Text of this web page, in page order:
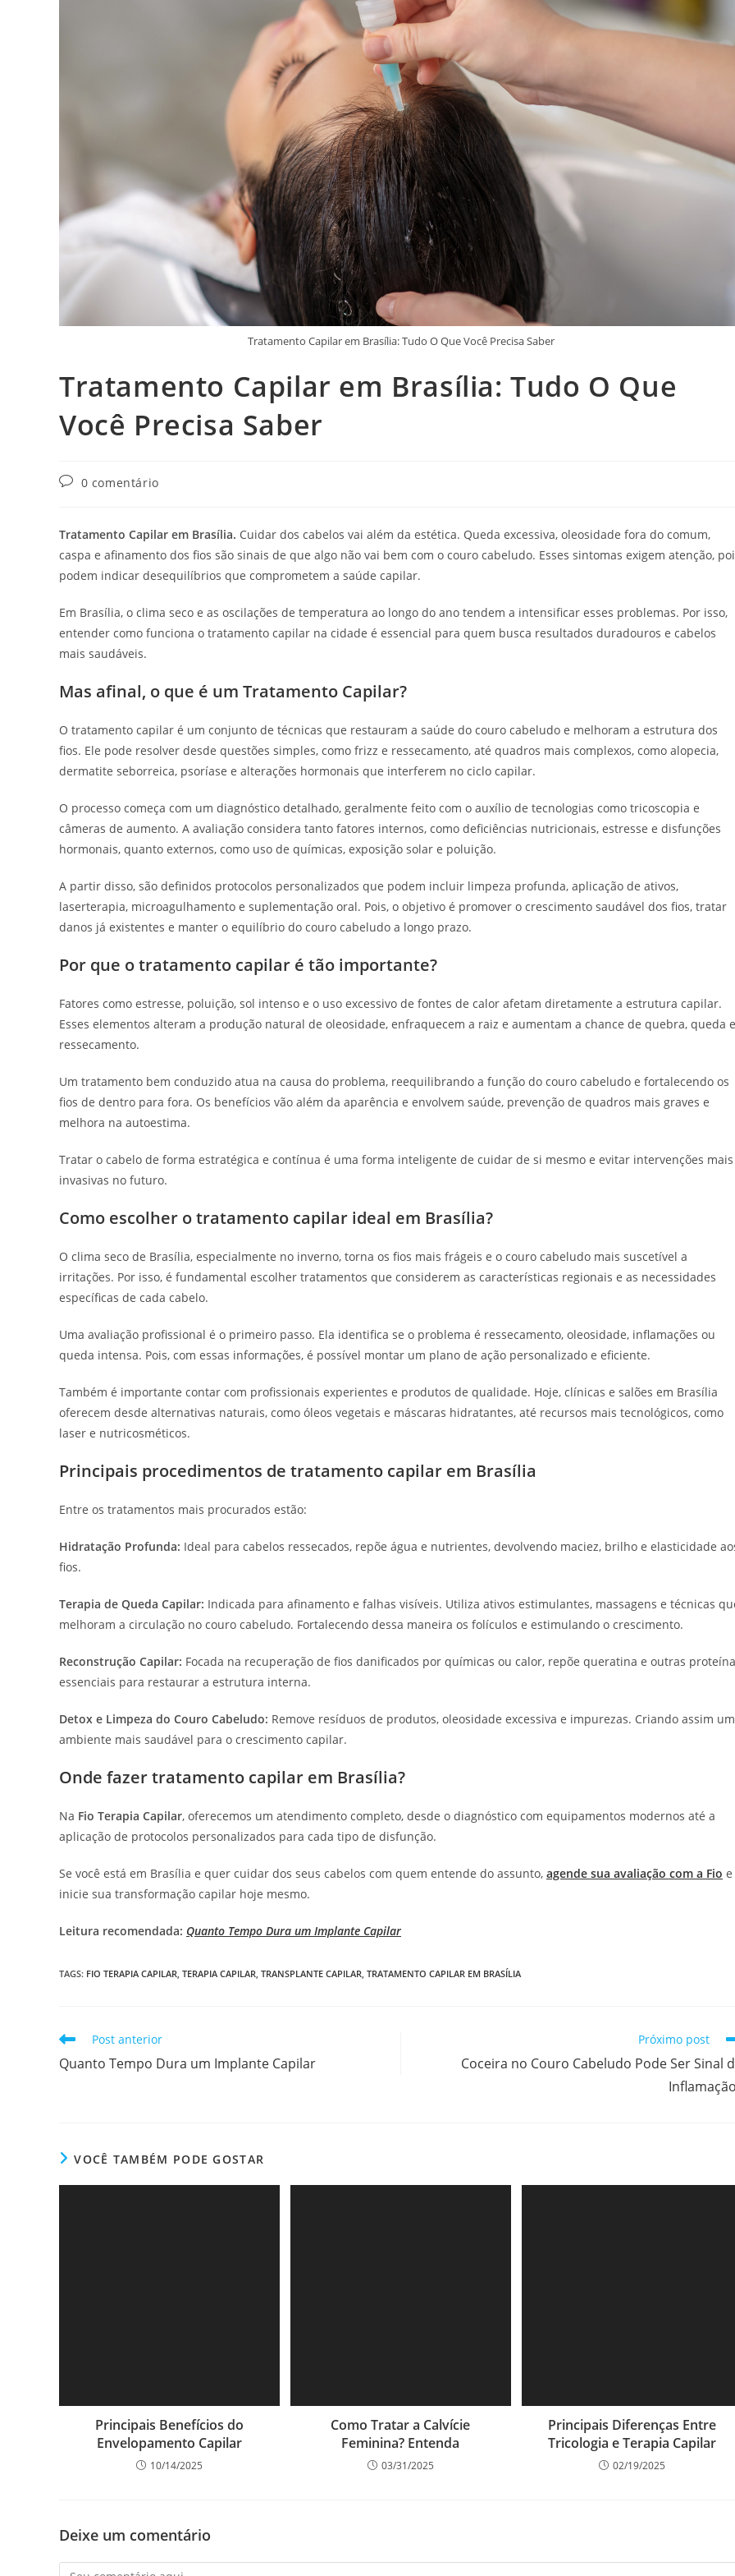
Tratamento Capilar em Brasília: Tudo O Que Você Precisa Saber
Tratamento Capilar em Brasília: Tudo O Que
Você Precisa Saber
0 comentário
Tratamento Capilar em Brasília. Cuidar dos cabelos vai além da estética. Queda excessiva, oleosidade fora do comum,
caspa e afinamento dos fios são sinais de que algo não vai bem com o couro cabeludo. Esses sintomas exigem atenção,
podem indicar desequilíbrios que comprometem a saúde capilar.
Em Brasília, o clima seco e as oscilações de temperatura ao longo do ano tendem a intensificar esses problemas. Por isso,
entender como funciona o tratamento capilar na cidade é essencial para quem busca resultados duradouros e cabelos
mais saudáveis.
Mas afinal, o que é um Tratamento Capilar?
O tratamento capilar é um conjunto de técnicas que restauram a saúde do couro cabeludo e melhoram a estrutura dos
fios. Ele pode resolver desde questões simples, como frizz e ressecamento, até quadros mais complexos, como alopecia,
dermatite seborreica, psoríase e alterações hormonais que interferem no ciclo capilar.
O processo começa com um diagnóstico detalhado, geralmente feito com o auxílio de tecnologias como tricoscopia e
câmeras de aumento. A avaliação considera tanto fatores internos, como deficiências nutricionais, estresse e disfunções
hormonais, quanto externos, como uso de químicas, exposição solar e poluição.
A partir disso, são definidos protocolos personalizados que podem incluir limpeza profunda, aplicação de ativos,
laserterapia, microagulhamento e suplementação oral. Pois, o objetivo é promover o crescimento saudável dos fios, tratar
danos já existentes e manter o equilíbrio do couro cabeludo a longo prazo.
Por que o tratamento capilar é tão importante?
Fatores como estresse, poluição, sol intenso e o uso excessivo de fontes de calor afetam diretamente a estrutura capilar.
Esses elementos alteram a produção natural de oleosidade, enfraquecem a raiz e aumentam a chance de quebra, queda e
ressecamento.
Um tratamento bem conduzido atua na causa do problema, reequilibrando a função do couro cabeludo e fortalecendo os
fios de dentro para fora. Os benefícios vão além da aparência e envolvem saúde, prevenção de quadros mais graves e
melhora na autoestima.
Tratar o cabelo de forma estratégica e contínua é uma forma inteligente de cuidar de si mesmo e evitar intervenções mais
invasivas no futuro.
Como escolher o tratamento capilar ideal em Brasília?
O clima seco de Brasília, especialmente no inverno, torna os fios mais frágeis e o couro cabeludo mais suscetível a
irritações. Por isso, é fundamental escolher tratamentos que considerem as características regionais e as necessidades
específicas de cada cabelo.
Uma avaliação profissional é o primeiro passo. Ela identifica se o problema é ressecamento, oleosidade, inflamações ou
queda intensa. Pois, com essas informações, é possível montar um plano de ação personalizado e eficiente.
Também é importante contar com profissionais experientes e produtos de qualidade. Hoje, clínicas e salões em Brasília
oferecem desde alternativas naturais, como óleos vegetais e máscaras hidratantes, até recursos mais tecnológicos, como
laser e nutricosméticos.
Principais procedimentos de tratamento capilar em Brasília
Entre os tratamentos mais procurados estão:
Hidratação Profunda: Ideal para cabelos ressecados, repõe água e nutrientes, devolvendo maciez, brilho e elasticidade
fios.
Terapia de Queda Capilar: Indicada para afinamento e falhas visíveis. Utiliza ativos estimulantes, massagens e técnicas
melhoram a circulação no couro cabeludo. Fortalecendo dessa maneira os folículos e estimulando o crescimento.
Reconstrução Capilar: Focada na recuperação de fios danificados por químicas ou calor, repõe queratina e outras
essenciais para restaurar a estrutura interna.
Detox e Limpeza do Couro Cabeludo: Remove resíduos de produtos, oleosidade excessiva e impurezas. Criando assim um
ambiente mais saudável para o crescimento capilar.
Onde fazer tratamento capilar em Brasília?
Na Fio Terapia Capilar, oferecemos um atendimento completo, desde o diagnóstico com equipamentos modernos até a
aplicação de protocolos personalizados para cada tipo de disfunção.
Se você está em Brasília e quer cuidar dos seus cabelos com quem entende do assunto, agende sua avaliação com a Fio e
inicie sua transformação capilar hoje mesmo.
Leitura recomendada: Quanto Tempo Dura um Implante Capilar
TAGS: FIO TERAPIA CAPILAR TERAPIA CAPILAR TRANSPLANTE CAPILAR TRATAMENTO CAPILAR EM BRASÍLIA
Post anterior
Quanto Tempo Dura um Implante Capilar
Próximo post
Coceira no Couro Cabeludo Pode Ser Sinal
VOCÊ TAMBÉM PODE GOSTAR
Principais Benefícios do
Envelopamento Capilar
10/14/2025
Como Tratar a Calvície
Feminina? Entenda
03/31/2025
Principais Diferenças Entre
Tricologia e Terapia Capilar
02/19/2025
Deixe um comentário